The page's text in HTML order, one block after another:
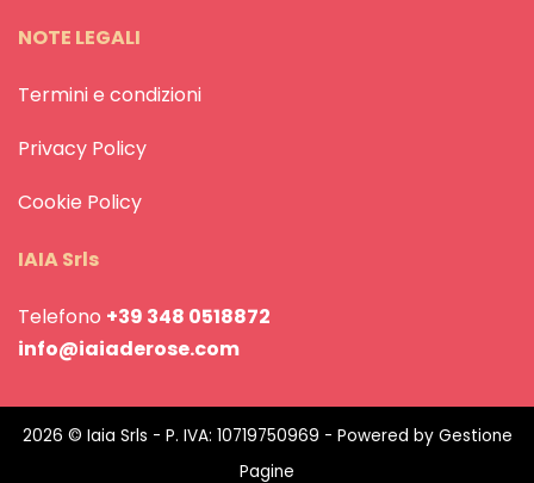
NOTE LEGALI
Termini e condizioni
Privacy Policy
Cookie Policy
IAIA Srls
Telefono +39 348 0518872
info@iaiaderose.com
2026 © Iaia Srls - P. IVA: 10719750969 - Powered by Gestione
Pagine